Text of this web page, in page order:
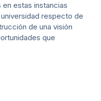
estas instancias
respecto de
de una visión
que